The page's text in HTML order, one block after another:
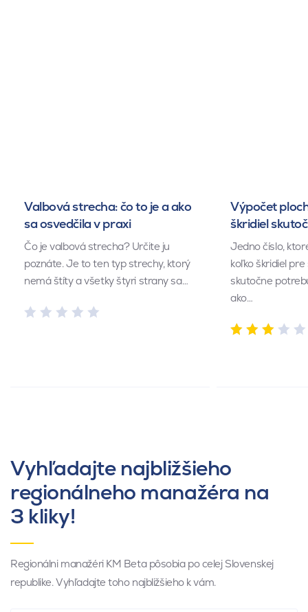
Valbová strecha: čo to je a ako
sa osvedčila v praxi
Čo je valbová strecha? Určite ju
poznáte. Je to ten typ strechy, ktorý
nemá štíty a všetky štyri strany sa…
Výpočet
škridiel
Jedno číslo,
koľko škridiel
skutočne
ako…
Vyhľadajte najbližšieho
regionálneho manažéra na
3 kliky!
Regionálni manažéri KM Beta pôsobia po celej Slovenskej
republike. Vyhľadajte toho najbližšieho k vám.